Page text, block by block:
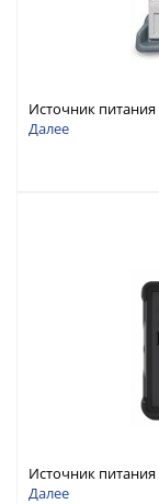
Источник
Далее
Источник питания
Далее